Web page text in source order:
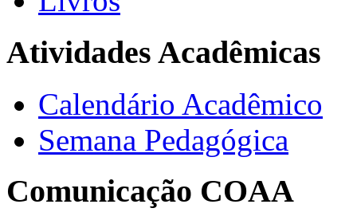
Atividades Acadêmicas
Calendário Acadêmico
Semana Pedagógica
Comunicação COAA